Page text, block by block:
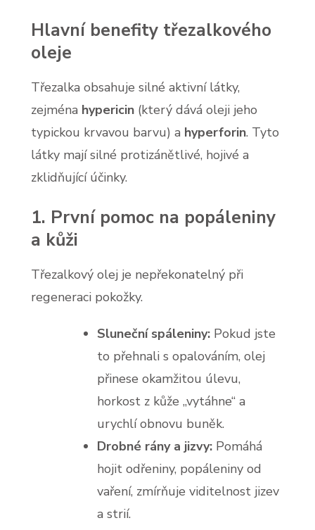
Hlavní benefity třezalkového
oleje
Třezalka obsahuje silné aktivní látky,
zejména hypericin (který dává oleji jeho
typickou krvavou barvu) a hyperforin. Tyto
látky mají silné protizánětlivé, hojivé a
zklidňující účinky.
1. První pomoc na popáleniny
a kůži
Třezalkový olej je nepřekonatelný při
regeneraci pokožky.
Sluneční spáleniny: Pokud jste
to přehnali s opalováním, olej
přinese okamžitou úlevu,
horkost z kůže „vytáhne“ a
urychlí obnovu buněk.
Drobné rány a jizvy: Pomáhá
hojit odřeniny, popáleniny od
vaření, zmírňuje viditelnost jizev
a strií.